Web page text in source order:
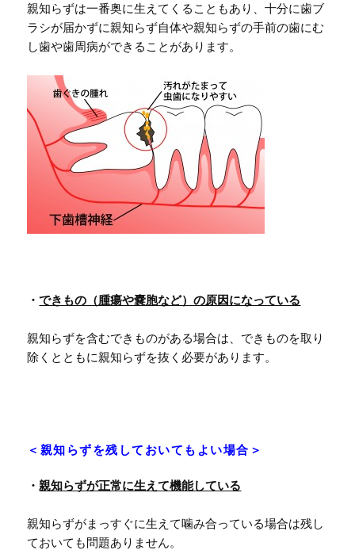
親知らずは一番奥に生えてくることもあり、十分に歯ブ
ラシが届かずに親知らず自体や親知らずの手前の歯にむ
し歯や歯周病ができることがあります。
・できもの（腫瘍や嚢胞など）の原因になっている
親知らずを含むできものがある場合は、できものを取り
除くとともに親知らずを抜く必要があります。
＜親知らずを残しておいてもよい場合＞
・親知らずが正常に生えて機能している
親知らずがまっすぐに生えて噛み合っている場合は残し
ておいても問題ありません。